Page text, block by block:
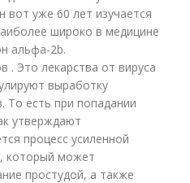
вот уже 60 лет изучается
широко в медицине
альфа-2b.
. Это лекарства от вируса
выработку
То есть при попадании
утверждают
процесс усиленной
который может
простудой, а также